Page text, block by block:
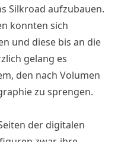
Silkroad aufzubauen.
konnten sich
und diese bis an die
gelang es
den nach Volumen
zu sprengen.
der digitalen